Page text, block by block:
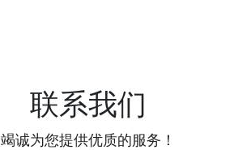
联系我们
竭诚为您提供优质的服务！